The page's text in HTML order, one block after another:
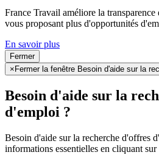
France Travail améliore la
vous proposant plus d'opportunités
En savoir plus
Fermer
× Fermer la fenêtre Besoin d'aide sur la
Besoin d'aide sur la
d'emploi ?
Besoin d'aide sur la recherche d'offres
informations essentielles en cliquant